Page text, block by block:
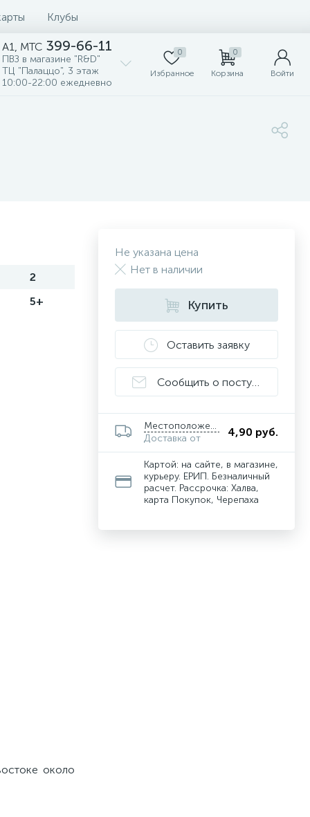
Клубы
A1, MTC 399-66-11
ПВЗ в магазине "R&D"
ТЦ "Палаццо", 3 этаж
10:00-22:00 ежедневно
0
Избранное
0
Корзина Войти
2
5+
около
Не указана цена
Нет в наличии
Купить
Оставить заявку
Сообщить о поступлении
Местоположение
Доставка от
4,90 руб.
Картой: на сайте, в магазине,
курьеру. ЕРИП. Безналичный
расчет. Рассрочка: Халва,
карта Покупок, Черепаха